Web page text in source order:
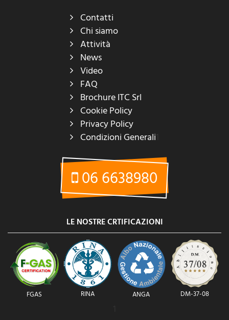
Contatti
Chi siamo
Attività
News
Video
FAQ
Brochure ITC Srl
Cookie Policy
Privacy Policy
Condizioni Generali
06 6638980
LE NOSTRE CRTIFICAZIONI
FGAS RINA ANGA DM-37-08